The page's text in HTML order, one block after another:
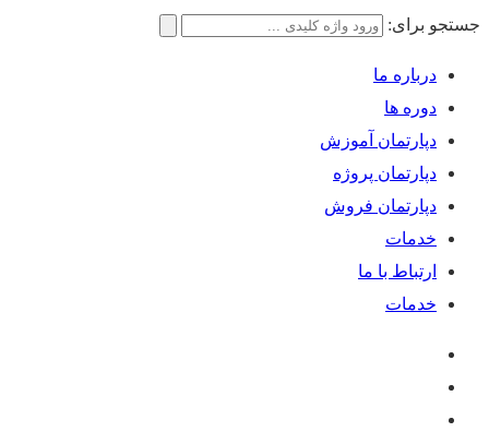
جستجو برای:
درباره ما
دوره ها
دپارتمان آموزش
دپارتمان پروژه
دپارتمان فروش
خدمات
ارتباط با ما
خدمات